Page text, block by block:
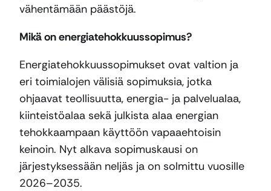
vähentämään päästöjä.
Mikä on energiatehokkuussopimus?
Energiatehokkuussopimukset ovat valtion ja
eri toimialojen välisiä sopimuksia, jotka
ohjaavat teollisuutta, energia- ja palvelualaa,
kiinteistöalaa sekä julkista alaa energian
tehokkaampaan käyttöön vapaaehtoisin
keinoin. Nyt alkava sopimuskausi on
järjestyksessään neljäs ja on solmittu vuosille
2026–2035.